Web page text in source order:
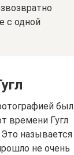
с одной
был
времени Гугл
называется
не очень